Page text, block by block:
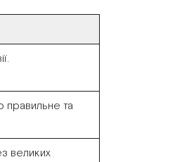
правильне та
великих